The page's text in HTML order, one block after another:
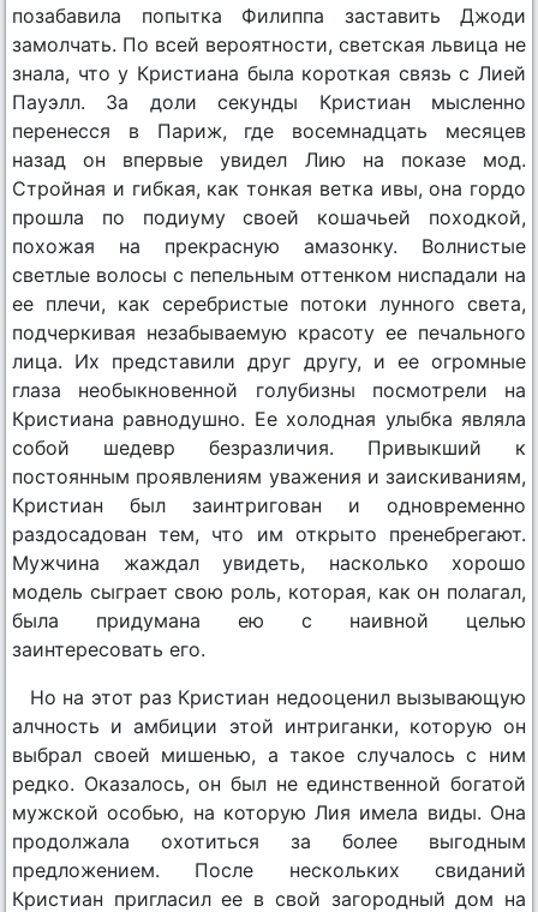
позабавила попытка Филиппа заставить Джоди
замолчать. По всей вероятности, светская львица не
знала, что у Кристиана была короткая связь с Лией
Пауэлл. За доли секунды Кристиан мысленно
перенесся в Париж, где восемнадцать месяцев
назад он впервые увидел Лию на показе мод.
Стройная и гибкая, как тонкая ветка ивы, она гордо
прошла по подиуму своей кошачьей походкой,
похожая на прекрасную амазонку. Волнистые
светлые волосы с пепельным оттенком ниспадали на
ее плечи, как серебристые потоки лунного света,
подчеркивая незабываемую красоту ее печального
лица. Их представили друг другу, и ее огромные
глаза необыкновенной голубизны посмотрели на
Кристиана равнодушно. Ее холодная улыбка являла
собой шедевр безразличия. Привыкший к
постоянным проявлениям уважения и заискиваниям,
Кристиан был заинтригован и одновременно
раздосадован тем, что им открыто пренебрегают.
Мужчина жаждал увидеть, насколько хорошо
модель сыграет свою роль, которая, как он полагал,
была придумана ею с наивной целью
заинтересовать его.
Но на этот раз Кристиан недооценил вызывающую
алчность и амбиции этой интриганки, которую он
выбрал своей мишенью, а такое случалось с ним
редко. Оказалось, он был не единственной богатой
мужской особью, на которую Лия имела виды. Она
продолжала охотиться за более выгодным
предложением. После нескольких свиданий
Кристиан пригласил ее в свой загородный дом на